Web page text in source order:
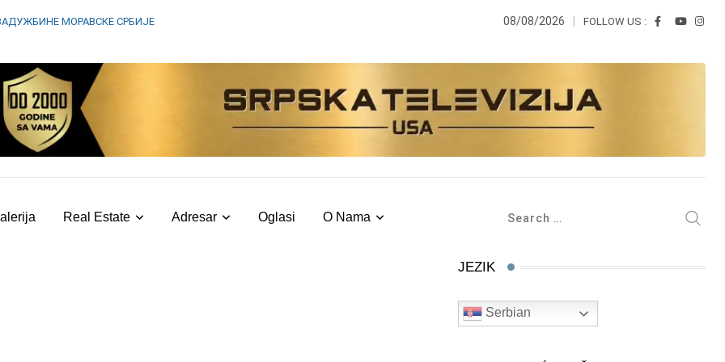
МОРАВСКЕ СРБИЈЕ 08/08/2026 FOLLOW US :
Real Estate Adresar Oglasi O Nama
JEZIK
Serbian